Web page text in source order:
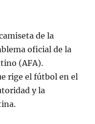
de la
oficial de la
(AFA).
rige el fútbol en el
y la